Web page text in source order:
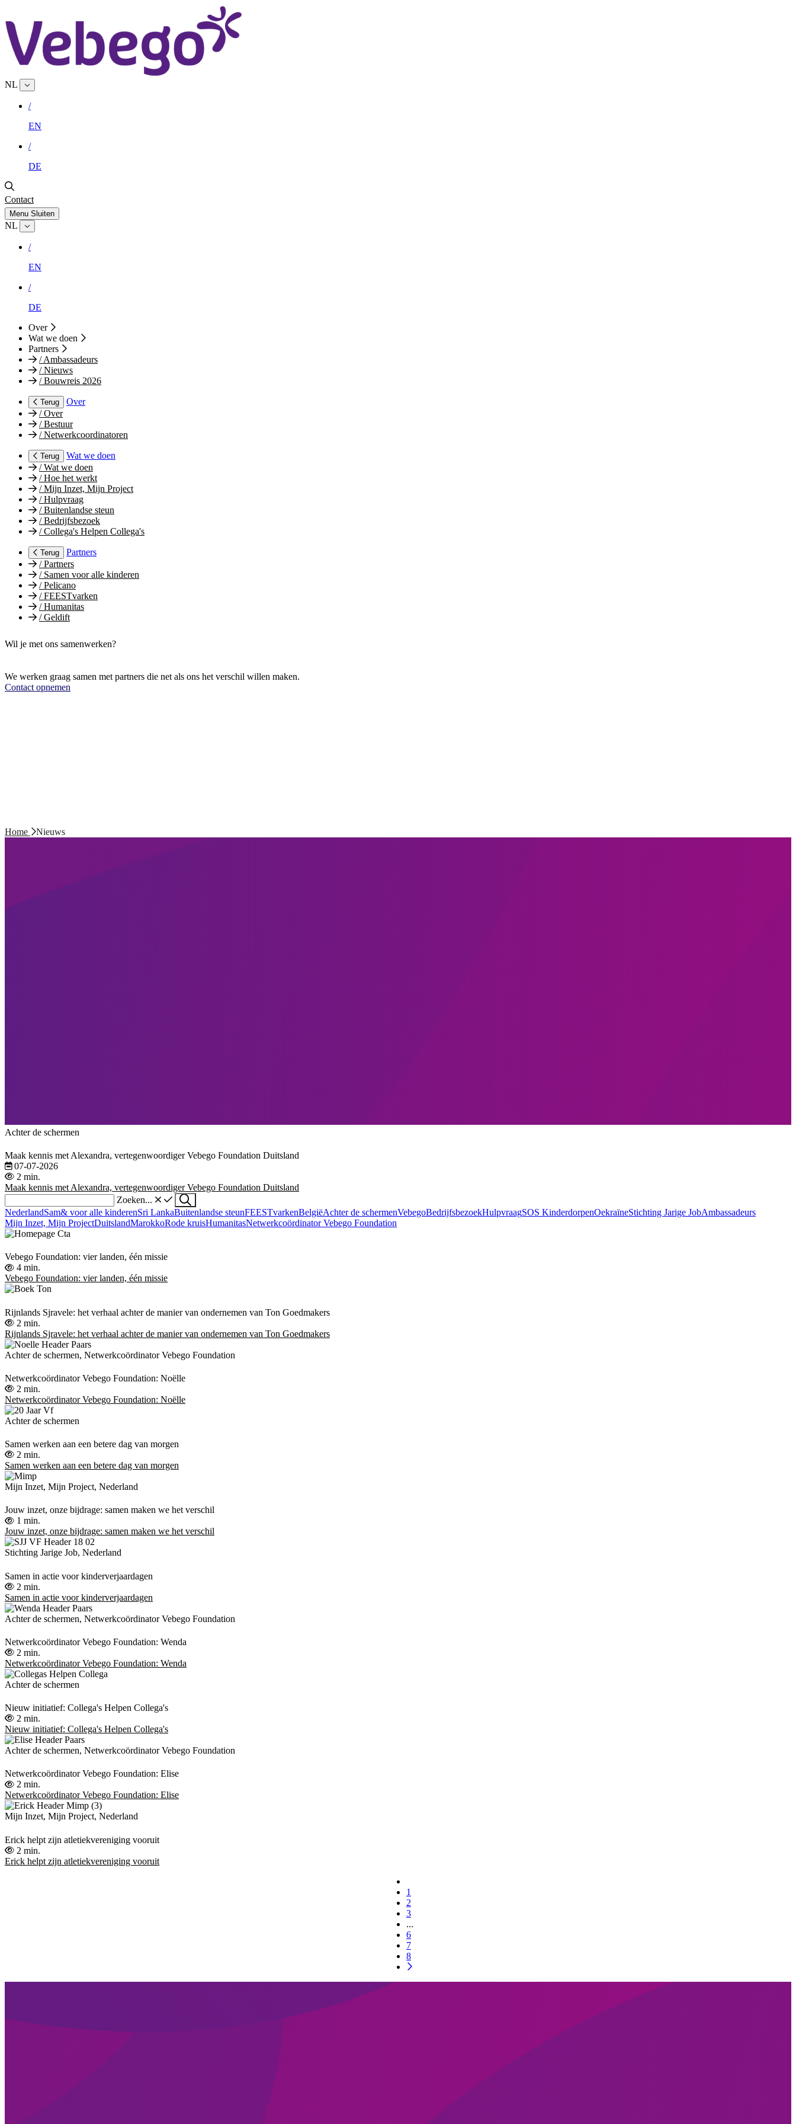
NL
/
EN
/
DE
Contact
Menu Sluiten
NL
/
EN
/
DE
Over
Wat we doen
Partners
/Ambassadeurs
/Nieuws
/Bouwreis 2026
Terug
Over
/Over
/Bestuur
/Netwerkcoordinatoren
Terug
Wat we doen
/Wat we doen
/Hoe het werkt
/Mijn Inzet, Mijn Project
/Hulpvraag
/Buitenlandse steun
/Bedrijfsbezoek
/Collega's Helpen Collega's
Terug
Partners
/Partners
/Samen voor alle kinderen
/Pelicano
/FEESTvarken
/Humanitas
/Geldift
Wil je met ons samenwerken?
We werken graag samen met partners die net als ons het verschil willen maken.
Contact opnemen
Home Nieuws
Achter de schermen
Maak kennis met Alexandra, vertegenwoordiger Vebego Foundation Duitsland
07-07-2026
2 min.
Maak kennis met Alexandra, vertegenwoordiger Vebego Foundation Duitsland
Zoeken...
NederlandSam& voor alle kinderenSri LankaBuitenlandse steunFEESTvarkenBelgiëAchter de schermenVebegoBedrijfsbezoekHulpvraagSOS KinderdorpenOekraïneStichting Jarige JobAmbassadeurs
Mijn Inzet, Mijn ProjectDuitslandMarokkoRode kruisHumanitasNetwerkcoördinator Vebego Foundation
Vebego Foundation: vier landen, één missie
4 min.
Vebego Foundation: vier landen, één missie
Rijnlands Sjravele: het verhaal achter de manier van ondernemen van Ton Goedmakers
2 min.
Rijnlands Sjravele: het verhaal achter de manier van ondernemen van Ton Goedmakers
Achter de schermen, Netwerkcoördinator Vebego Foundation
Netwerkcoördinator Vebego Foundation: Noëlle
2 min.
Netwerkcoördinator Vebego Foundation: Noëlle
Achter de schermen
Samen werken aan een betere dag van morgen
2 min.
Samen werken aan een betere dag van morgen
Mijn Inzet, Mijn Project, Nederland
Jouw inzet, onze bijdrage: samen maken we het verschil
1 min.
Jouw inzet, onze bijdrage: samen maken we het verschil
Stichting Jarige Job, Nederland
Samen in actie voor kinderverjaardagen
2 min.
Samen in actie voor kinderverjaardagen
Achter de schermen, Netwerkcoördinator Vebego Foundation
Netwerkcoördinator Vebego Foundation: Wenda
2 min.
Netwerkcoördinator Vebego Foundation: Wenda
Achter de schermen
Nieuw initiatief: Collega's Helpen Collega's
2 min.
Nieuw initiatief: Collega's Helpen Collega's
Achter de schermen, Netwerkcoördinator Vebego Foundation
Netwerkcoördinator Vebego Foundation: Elise
2 min.
Netwerkcoördinator Vebego Foundation: Elise
Mijn Inzet, Mijn Project, Nederland
Erick helpt zijn atletiekvereniging vooruit
2 min.
Erick helpt zijn atletiekvereniging vooruit
1
2
3
...
6
7
8